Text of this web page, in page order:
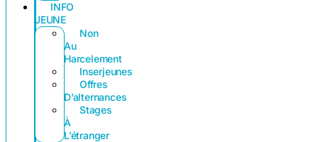
INFO
JEUNE
Non
Au
Harcelement
Inserjeunes
Offres
D’alternances
Stages
À
L’étranger